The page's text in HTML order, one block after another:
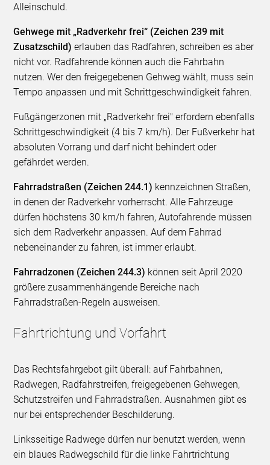
Alleinschuld.
Gehwege mit „Radverkehr frei“ (Zeichen 239 mit
Zusatzschild) erlauben das Radfahren, schreiben es aber
nicht vor. Radfahrende können auch die Fahrbahn
nutzen. Wer den freigegebenen Gehweg wählt, muss sein
Tempo anpassen und mit Schrittgeschwindigkeit fahren.
Fußgängerzonen mit „Radverkehr frei" erfordern ebenfalls
Schrittgeschwindigkeit (4 bis 7 km/h). Der Fußverkehr hat
absoluten Vorrang und darf nicht behindert oder
gefährdet werden.
Fahrradstraßen (Zeichen 244.1) kennzeichnen Straßen,
in denen der Radverkehr vorherrscht. Alle Fahrzeuge
dürfen höchstens 30 km/h fahren, Autofahrende müssen
sich dem Radverkehr anpassen. Auf dem Fahrrad
nebeneinander zu fahren, ist immer erlaubt.
Fahrradzonen (Zeichen 244.3) können seit April 2020
größere zusammenhängende Bereiche nach
Fahrradstraßen-Regeln ausweisen.
Fahrtrichtung und Vorfahrt
Das Rechtsfahrgebot gilt überall: auf Fahrbahnen,
Radwegen, Radfahrstreifen, freigegebenen Gehwegen,
Schutzstreifen und Fahrradstraßen. Ausnahmen gibt es
nur bei entsprechender Beschilderung.
Linksseitige Radwege dürfen nur benutzt werden, wenn
ein blaues Radwegschild für die linke Fahrtrichtung